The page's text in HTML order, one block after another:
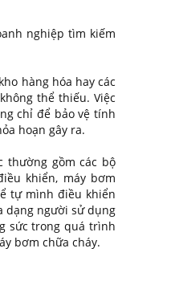
nghiệp tìm kiếm
hàng hóa hay các
thể thiếu. Việc
chỉ để bảo vệ tính
hoạn gây ra.
thường gồm các bộ
khiển, máy bơm
tự mình điều khiển
dạng người sử dụng
sức trong quá trình
bơm chữa cháy.